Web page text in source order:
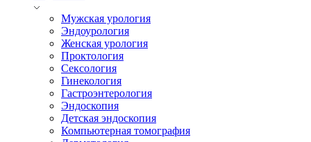
Мужская урология
Эндоурология
Женская урология
Проктология
Сексология
Гинекология
Гастроэнтерология
Эндоскопия
Детская эндоскопия
Компьютерная томография